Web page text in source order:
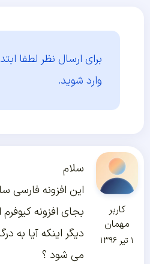
برای ارسال نظر لطفا
وارد شوید.
کاربر
مهمان
۱ تیر ۱۳۹۶
سلام
این افزونه فارسی
بجای افزونه
دیگر اینکه آیا به
می شود ؟